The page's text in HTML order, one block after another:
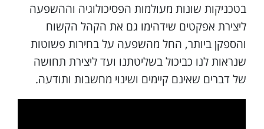
בטכניקות שונות מעולמות הפסיכולוגיה וההשפעה
ליצירת אפקטים שידהימו גם את הקהל הקשוח
והספקן ביותר, החל מהשפעה על בחירות פשוטות
שנראות לנו כביכול בשליטתנו ועד ליצירת תחושה
של דברים שאינם קיימים ושינוי מחשבות ותודעה.